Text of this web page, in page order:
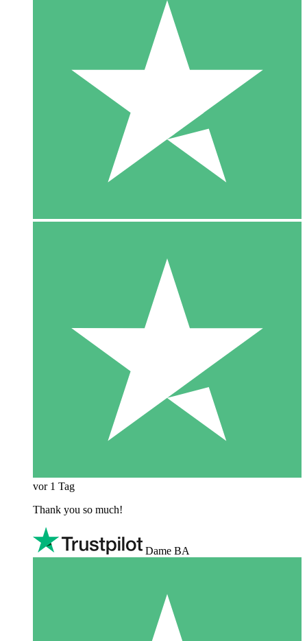
vor 1 Tag
Thank you so much!
Dame BA